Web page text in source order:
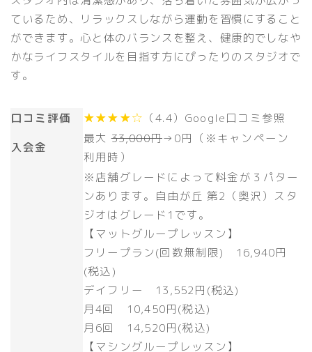
ているため、リラックスしながら運動を習慣にすること
ができます。心と体のバランスを整え、健康的でしなや
かなライフスタイルを目指す方にぴったりのスタジオで
す。
口コミ評価 ★★★★☆ （4.4）Google口コミ参照
入会金
最大33,000円→ 0円（※キャンペーン
利用時）
※店舗グレードによって料金が３パター
ンあります。自由が丘 第2（奥沢）スタ
ジオはグレード1です。
【マットグループレッスン】
フリープラン(回数無制限) 16,940円
(税込)
デイフリー 13,552円(税込)
月4回 10,450円(税込)
月6回 14,520円(税込)
【マシングループレッスン】